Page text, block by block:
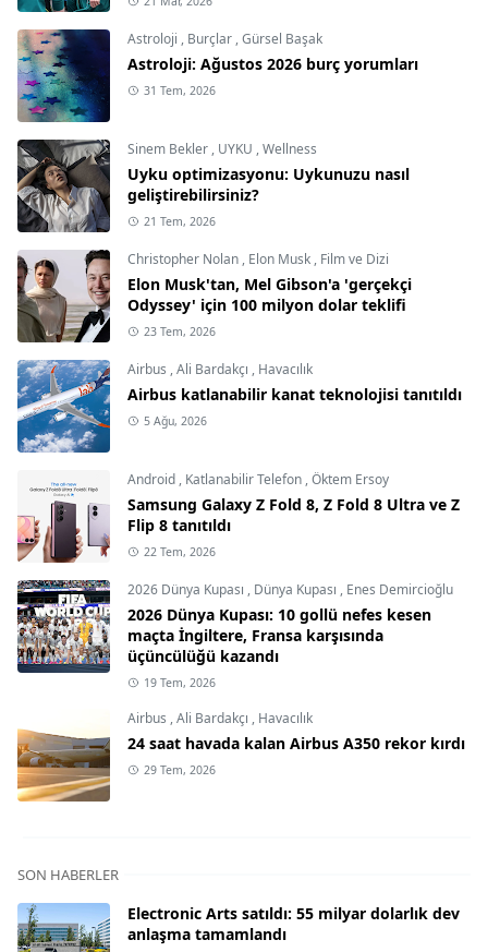
Astroloji , Burçlar ,Gürsel Başak
Astroloji: Ağustos 2026 burç yorumları
31 Tem, 2026
Sinem Bekler , UYKU ,Wellness
Uyku optimizasyonu: Uykunuzu nasıl
geliştirebilirsiniz?
21 Tem, 2026
Christopher Nolan , Elon Musk , Film ve Dizi
Elon Musk'tan, Mel Gibson'a 'gerçekçi
Odyssey' için 100 milyon dolar teklifi
23 Tem, 2026
Airbus ,Ali Bardakçı , Havacılık
Airbus katlanabilir kanat teknolojisi tanıtıldı
5 Ağu, 2026
Android , Katlanabilir Telefon ,Öktem Ersoy
Samsung Galaxy Z Fold 8, Z Fold 8 Ultra ve Z
Flip 8 tanıtıldı
22 Tem, 2026
2026 Dünya Kupası , Dünya Kupası , Enes Demircioğlu
2026 Dünya Kupası: 10 gollü nefes kesen
maçta İngiltere, Fransa karşısında
üçüncülüğü kazandı
19 Tem, 2026
Airbus ,Ali Bardakçı , Havacılık
24 saat havada kalan Airbus A350 rekor kırdı
29 Tem, 2026
SON HABERLER
Electronic Arts satıldı: 55 milyar dolarlık dev
anlaşma tamamlandı